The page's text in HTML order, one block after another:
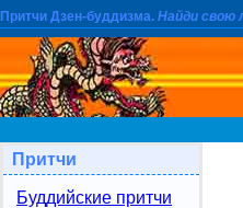
Притчи Дзен-буддизма. Найди свою
Притчи
Буддийские притчи